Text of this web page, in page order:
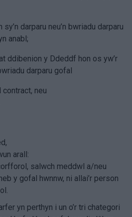
darparu neu’n bwriadu darparu
anabl;
ddibenion y Ddeddf hon os yw’r
darparu gofal
contract, neu
arall:
salwch meddwl a/neu
y gofal hwnnw, ni allai’r person
yn perthyn i un o’r tri chategori